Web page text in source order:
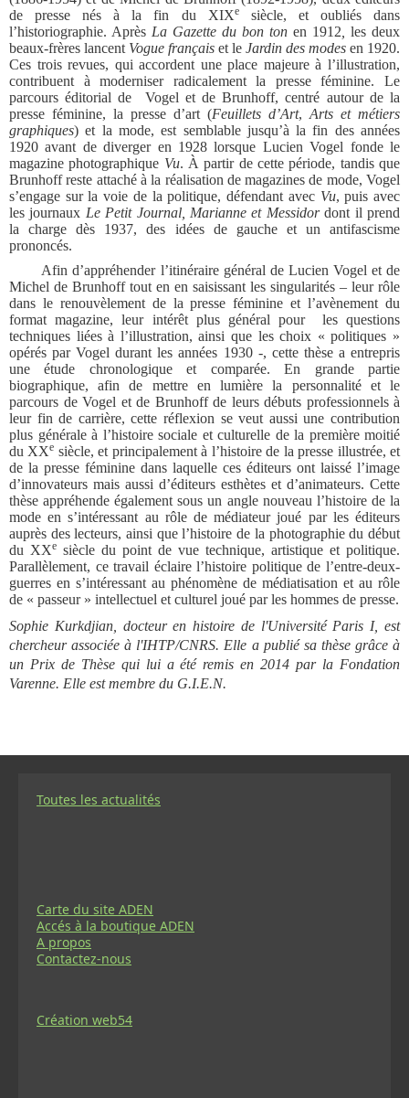
de presse nés à la fin du XIXesiècle, et oubliés dans
l’historiographie. Après La Gazette du bon ton en 1912
les deux
beaux-frères lancent Vogue français et le Jardin des modes en 1920.
Ces trois revues, qui accordent une place majeure à l’illustration,
contribuent à moderniser radicalement la presse féminine. Le
parcours éditorial de Vogel et de Brunhoff, centré autour de la
presse féminine, la presse d’art (Feuillets d’Art, Arts et métiers
graphiques) et la mode, est semblable jusqu’à la fin des années
1920 avant de diverger en 1928 lorsque Lucien Vogel fonde le
magazine photographique Vu. À partir de cette période, tandis que
Brunhoff reste attaché à la réalisation de magazines de mode, Vogel
s’engage sur la voie de la politique, défendant avec Vu, puis avec
les journaux Le Petit Journal, Marianne et Messidordont il prend
la charge dès 1937, des idées de gauche et un antifascisme
prononcés.
Afin d’appréhender l’itinéraire général de Lucien Vogel et de
Michel de Brunhoff tout en en saisissant les singularités – leur rôle
dans le renouvèlement de la presse féminine et l’avènement du
format magazine, leur intérêt plus général pour les questions
techniques liées à l’illustration, ainsi que les choix « politiques »
opérés par Vogel durant les années 1930 -, cette thèse a entrepris
une étude chronologique et comparée. En grande partie
biographique, afin de mettre en lumière la personnalité et le
parcours de Vogel et de Brunhoff de leurs débuts professionnels à
leur fin de carrière, cette réflexion se veut aussi une contribution
plus générale à l’histoire sociale et culturelle de la première moitié
du XXe siècle, et principalement à l’histoire de la presse illustrée, et
de la presse féminine dans laquelle ces éditeurs ont laissé l’image
d’innovateurs mais aussi d’éditeurs esthètes et d’animateurs. Cette
thèse appréhende également sous un angle nouveau l’histoire de la
mode en s’intéressant au rôle de médiateur joué par les éditeurs
auprès des lecteurs, ainsi que l’histoire de la photographie du début
du XXe siècle du point de vue technique, artistique et politique.
Parallèlement, ce travail éclaire l’histoire politique de l’entre-deux-
guerres en s’intéressant au phénomène de médiatisation et au rôle
de « passeur » intellectuel et culturel joué par les hommes de presse.
Sophie Kurkdjian, docteur en histoire de l'Université Paris I, est
chercheur associée à l'IHTP/CNRS. Elle a publié sa thèse grâce à
un Prix de Thèse qui lui a été remis en 2014 par la Fondation
Varenne. Elle est membre du G.I.E.N.
Toutes les actualités
Carte du site ADEN
Accés à la boutique ADEN
A propos
Contactez-nous
Création web54